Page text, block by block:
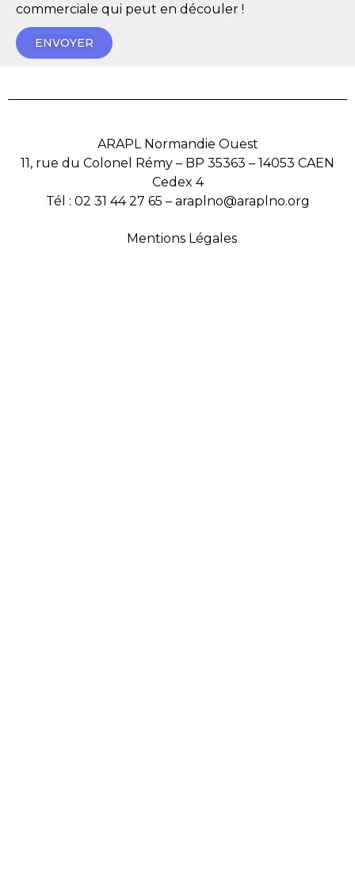
commerciale qui peut en découler !
ENVOYER
ARAPL Normandie Ouest
11, rue du Colonel Rémy – BP 35363 – 14053 CAEN
Cedex 4
Tél : 02 31 44 27 65 – araplno@araplno.org
Mentions Légales